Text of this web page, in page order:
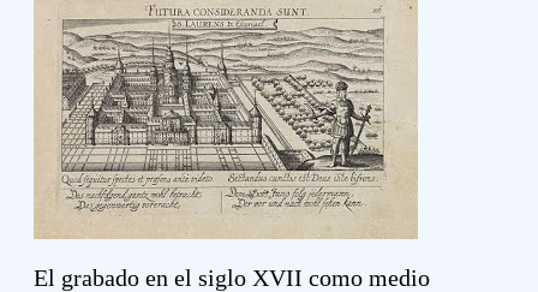
El grabado en el siglo XVII como medio